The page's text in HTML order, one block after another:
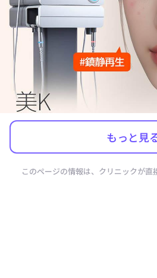
もっと見
このページの情報は、クリニックが直